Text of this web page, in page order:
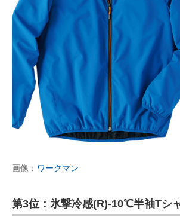
画像： ワークマン
第3位：氷撃冷感(R)-10℃半袖Tシ